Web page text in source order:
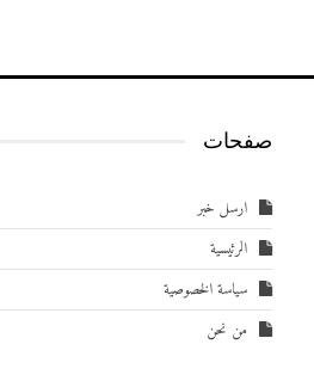
صفحات
ارسل خبر
الرئيسية
سياسة الخصوصية
من نحن